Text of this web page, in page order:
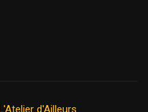
d'Ailleurs.